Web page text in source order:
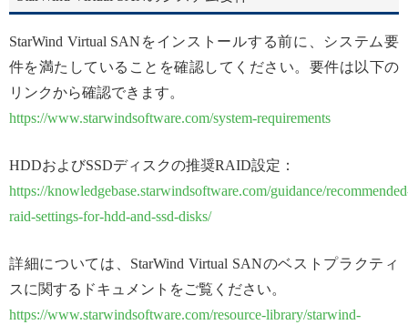
StarWind Virtual SANをインストールする前に、システム要
件を満たしていることを確認してください。要件は以下の
リンクから確認できます。
https://www.starwindsoftware.com/system-requirements
HDDおよびSSDディスクの推奨RAID設定：
https://knowledgebase.starwindsoftware.com/guidance/
raid-settings-for-hdd-and-ssd-disks/
詳細については、StarWind Virtual SANのベストプラクティ
スに関するドキュメントをご覧ください。
https://www.starwindsoftware.com/resource-library/starwind-